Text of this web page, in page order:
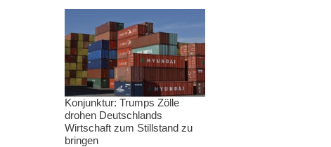
Konjunktur: Trumps Zölle
drohen Deutschlands
Wirtschaft zum Stillstand zu
bringen